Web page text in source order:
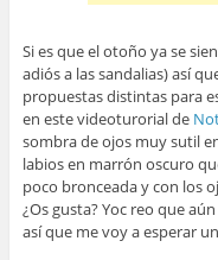
Si es que el otoño ya se
adiós a las sandalias) así
propuestas distintas para
en este videoturorial de
sombra de ojos muy sutil
labios en marrón oscuro
poco bronceada y con los
¿Os gusta? Yoc reo que
así que me voy a esperar